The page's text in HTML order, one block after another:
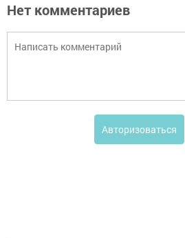
Нет комментариев
Авторизоваться